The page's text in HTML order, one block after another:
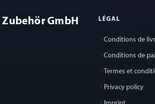
GmbH LÉGAL
Conditions de
Conditions de
Termes et
Privacy policy